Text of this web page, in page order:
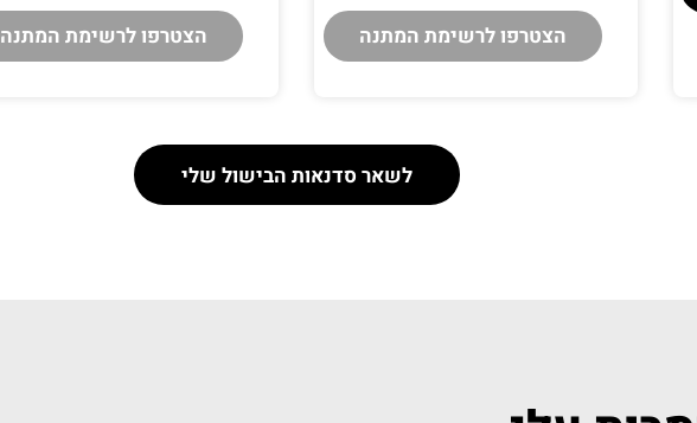
הצטרפו לרשימת המתנה הצטרפו לרשימת המתנה
לשאר סדנאות הבישול שלי